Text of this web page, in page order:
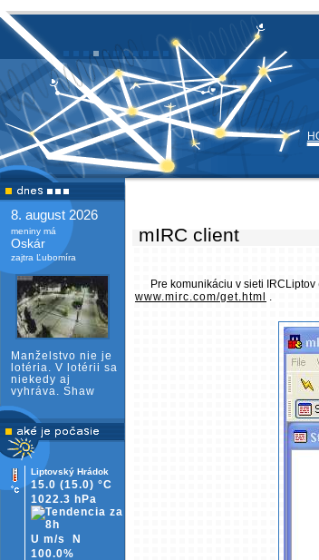
8. august 2026
meniny má
Oskár
zajtra Ľubomíra
Manželstvo nie je
lotéria. V lotérii sa
niekedy aj
vyhráva. Shaw
Liptovský Hrádok
15.0 (15.0) °C
1022.3 hPa
U m/s
N
100.0%
mIRC client
Pre komunikáciu v sieti IRCLiptov
www.mirc.com/get.html
.